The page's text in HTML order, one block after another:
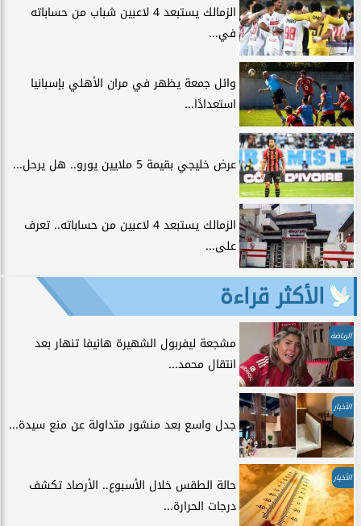
الزمالك يستبعد 4 لاعبين شباب من حساباته
في...
وائل جمعة يظهر في مران الأهلي بإسبانيا
استعدادًا...
عرض خليجي بقيمة 5 ملايين يورو.. هل يرحل...
الزمالك يستبعد 4 لاعبين من حساباته.. تعرف
على...
الأكثر قراءة
الرياضة
مشجعة ليفربول الشهيرة هانيفا تنهار بعد
انتقال محمد...
الأخبار
جدل واسع بعد منشور متداولة عن منع سيدة...
الأخبار
حالة الطقس خلال الأسبوع.. الأرصاد تكشف
درجات الحرارة...